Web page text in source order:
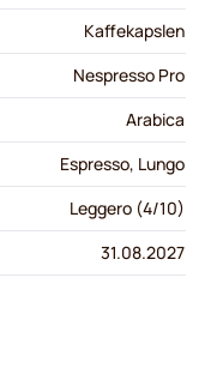
Kaffekapslen
Nespresso Pro
Arabica
Espresso, Lungo
Leggero (4/10)
31.08.2027